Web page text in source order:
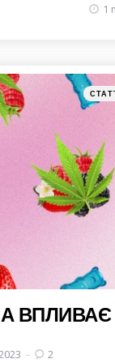
1
Posted
in
ВПЛИВАЄ
2